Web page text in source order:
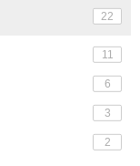
22
11
6
3
2